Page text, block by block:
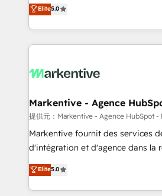
expertise. - A team of 250+ experts dedicated to
your resilient growth.
customer platform and
Loop Marketing framework
services, smart agents, and
results, fast. ⚙️CRM & RevOps: Align all Hubs to your
🎯Demand Gen & ABM: Drive
ABM, AEO, SEO, & paid media. 👩‍💻Web Design:
Build high-performing websites
& conversion strategy that drive
AI, & maximize AEO with tailored AI
Integrations: Extend HubSpot with
Elite5.0
Markentive - Agence
提供元：Markentive - Agence HubSpot -
Markentive fournit des services
d'intégration et d'agence dans la
North America. Avec plus de 115
marketing automation, Growth,
webdesign. Markentive is both a consulting firm, a
Elite5.0